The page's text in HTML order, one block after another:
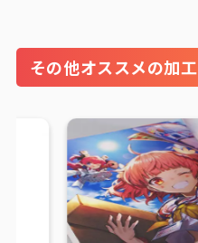
その他オススメの加工